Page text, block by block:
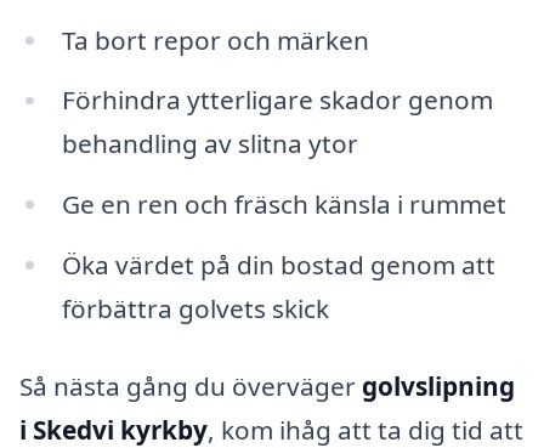
Ta bort repor och märken
Förhindra ytterligare skador genom
behandling av slitna ytor
Ge en ren och fräsch känsla i rummet
Öka värdet på din bostad genom att
förbättra golvets skick
Så nästa gång du överväger golvslipning
i Skedvi kyrkby, kom ihåg att ta dig tid att